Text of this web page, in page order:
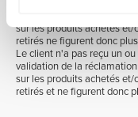
sur les produits achetés
retirés ne figurent donc
Le client n'a pas reçu un
validation de la
sur les produits achetés
retirés et ne figurent donc